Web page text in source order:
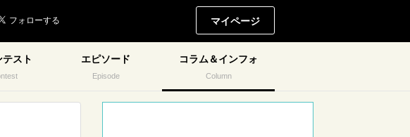
マイページ
スト エピソード
Episode
コラム＆インフォ
Column